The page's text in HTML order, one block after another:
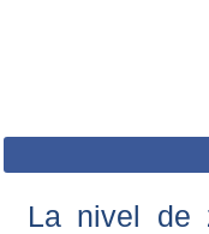
La nivel de